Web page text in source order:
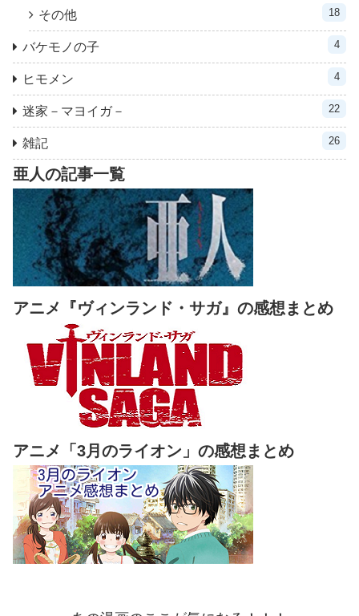
その他 18
バケモノの子 4
ヒモメン 4
迷家－マヨイガ－ 22
雑記 26
亜人の記事一覧
アニメ『ヴィンランド・サガ』の感想まとめ
アニメ「3月のライオン」の感想まとめ